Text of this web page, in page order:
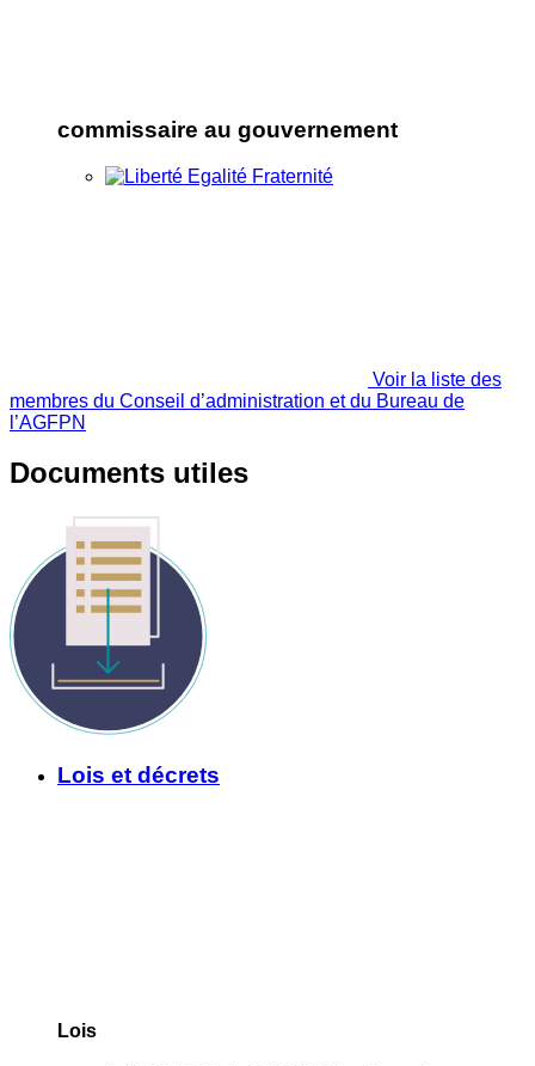
commissaire au gouvernement
Voir la liste des
membres du Conseil d’administration et du Bureau de
l’AGFPN
Documents utiles
Lois et décrets
Lois